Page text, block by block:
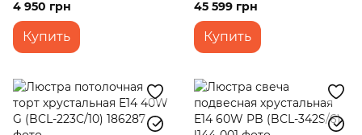
4 950 грн
Купить
45 599 грн
Купить